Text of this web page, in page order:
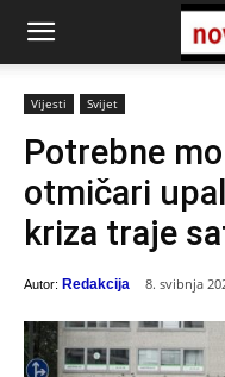
Vijesti Svijet
Potrebne
otmičari
kriza traje
Autor: Redakcija 8. svibnja